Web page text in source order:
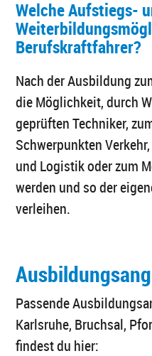
Welche Aufstiegs-
Berufskraftfahrer?
Nach der Ausbildung
die Möglichkeit, durch
geprüften Techniker,
Schwerpunkten
und Logistik oder zum
werden und so der
verleihen.
Passende
Karlsruhe, Bruchsal,
findest du hier: